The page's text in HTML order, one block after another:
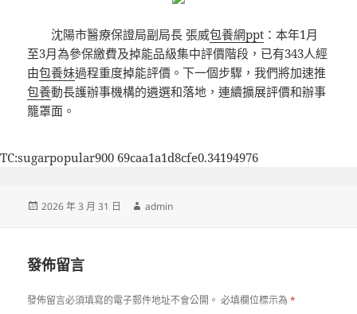
沈陽市醫療保證局副局長 張威包養網ppt ：本年1月
至3月為參保繳費及掉能品級集中評價階段，已有343人經
由包養妹過程重度掉能評價。下一個步驟，我們將加速推
包養動長護辦事機構的遴選和落地，連續擴展評價和辦事
籠罩面。
TC:sugarpopular900 69caa1a1d8cfe0.34194976
發
2026 年 3 月 31 日
作
admin
發佈留言
發佈留言必須填寫的電子郵件地址不會公開。 必填欄位標示為*